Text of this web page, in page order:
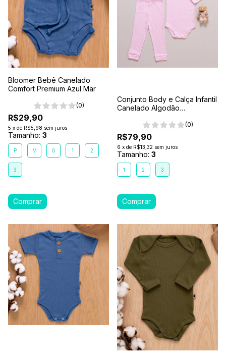
Bloomer Bebê Canelado
Comfort Premium Azul Mar
(0)
R$29,90
5 x de R$5,98 sem juros
Tamanho: 3
P M G 1 2
3
Conjunto Body e Calça Infantil
Canelado Algodão
(0)
R$79,90
6 x de R$13,32 sem juros
Tamanho: 3
1 2 3